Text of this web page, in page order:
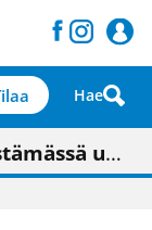
Hae
laatuna lehdessä
on valoisa
keskustavisiotyön”
kuin kaupungissa"